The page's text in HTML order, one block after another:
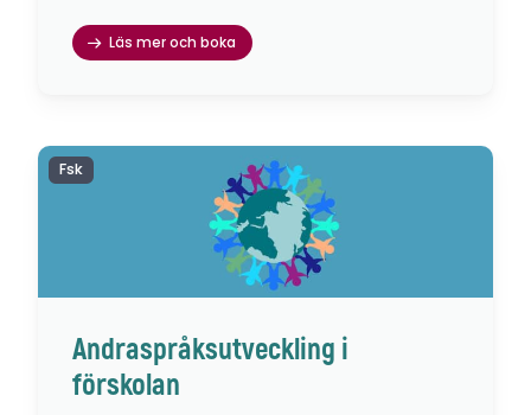
Läs mer och boka
Andraspråksutveckling i
förskolan
Fsk